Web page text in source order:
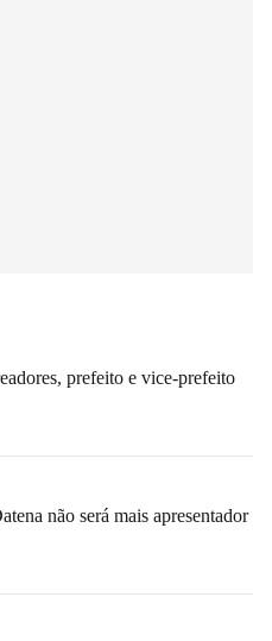
prefeito e vice-prefeito
não será mais apresentador